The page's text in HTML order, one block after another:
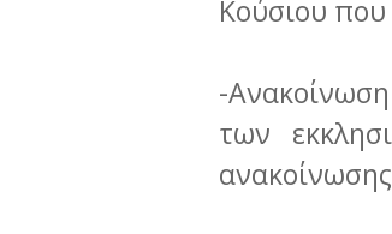
Κούσιου
-
των